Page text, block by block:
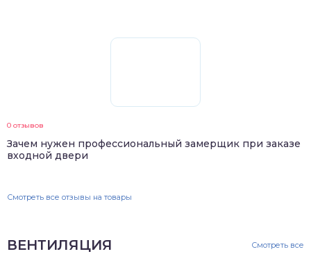
0 отзывов
Зачем нужен профессиональный замерщик при заказе
входной двери
Смотреть все отзывы на товары
ВЕНТИЛЯЦИЯ Смотреть все